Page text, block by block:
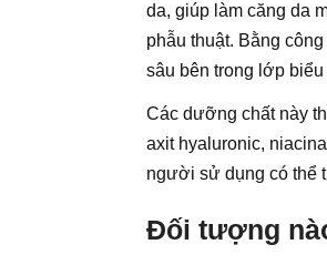
da, giúp làm căng da
phẫu thuật. Bằng
sâu bên trong lớp
Các dưỡng chất này
axit hyaluronic,
người sử dụng có thể
Đối tượng